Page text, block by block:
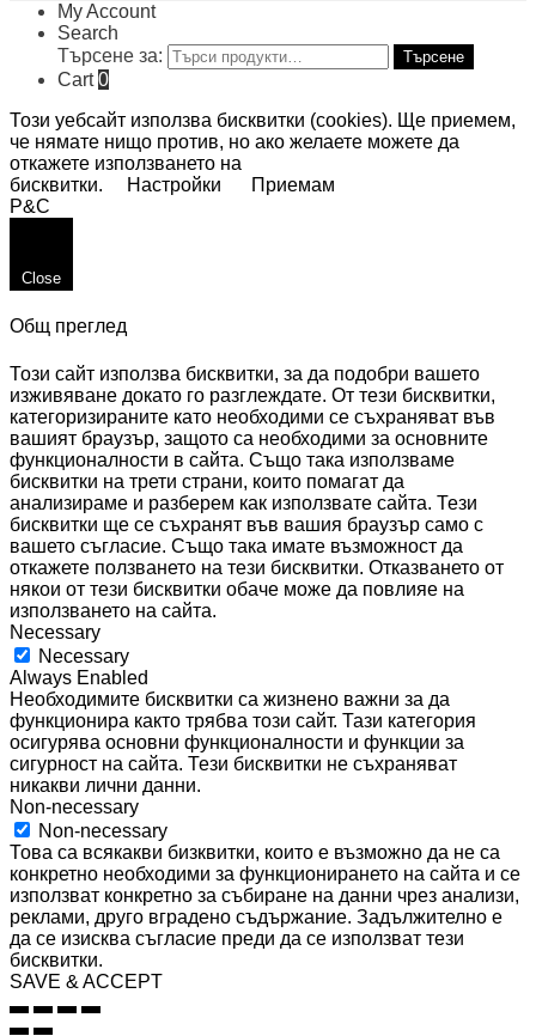
My Account
Search
Търсене за:
Търсене
Cart0
Този уебсайт използва бисквитки (cookies). Ще приемем,
че нямате нищо против, но ако желаете можете да
откажете използването на
бисквитки.
Настройки
Приемам
P&C
Close
Общ преглед
Този сайт използва бисквитки, за да подобри вашето
изживяване докато го разглеждате. От тези бисквитки,
категоризираните като необходими се съхраняват във
вашият браузър, защото са необходими за основните
функционалности в сайта. Също така използваме
бисквитки на трети страни, които помагат да
анализираме и разберем как използвате сайта. Тези
бисквитки ще се съхранят във вашия браузър само с
вашето съгласие. Също така имате възможност да
откажете ползването на тези бисквитки. Отказването от
някои от тези бисквитки обаче може да повлияе на
използването на сайта.
Necessary
Necessary
Always Enabled
Необходимите бисквитки са жизнено важни за да
функционира както трябва този сайт. Тази категория
осигурява основни функционалности и функции за
сигурност на сайта. Тези бисквитки не съхраняват
никакви лични данни.
Non-necessary
Non-necessary
Това са всякакви бизквитки, които е възможно да не са
конкретно необходими за функционирането на сайта и се
използват конкретно за събиране на данни чрез анализи,
реклами, друго вградено съдържание. Задължително е
да се изисква съгласие преди да се използват тези
бисквитки.
SAVE & ACCEPT